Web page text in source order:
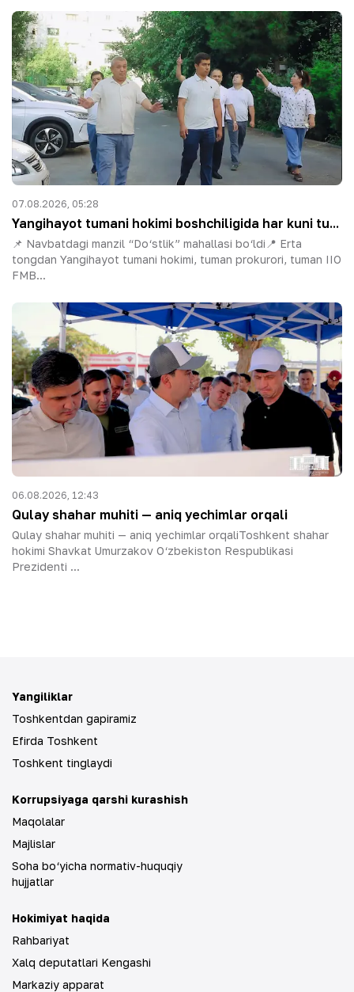
07.08.2026, 05:28
Yangihayot tumani hokimi boshchiligida har kuni tu...
📌 Navbatdagi manzil “Do‘stlik” mahallasi bo‘ldi📍 Erta
tongdan Yangihayot tumani hokimi, tuman prokurori, tuman IIO
FMB...
06.08.2026, 12:43
Qulay shahar muhiti — aniq yechimlar orqali
Qulay shahar muhiti — aniq yechimlar orqaliToshkent shahar
hokimi Shavkat Umurzakov O‘zbekiston Respublikasi
Prezidenti ...
Yangiliklar
Toshkentdan gapiramiz
Efirda Toshkent
Toshkent tinglaydi
Korrupsiyaga qarshi kurashish
Maqolalar
Majlislar
Soha bo‘yicha normativ-huquqiy
hujjatlar
Hokimiyat haqida
Rahbariyat
Xalq deputatlari Kengashi
Markaziy apparat